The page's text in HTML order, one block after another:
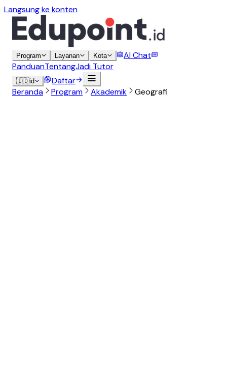
Langsung ke konten
Program Layanan Kota
AI Chat
PanduanTentangJadi Tutor
🇮🇩id
Daftar
Beranda
Program Akademik Geografi